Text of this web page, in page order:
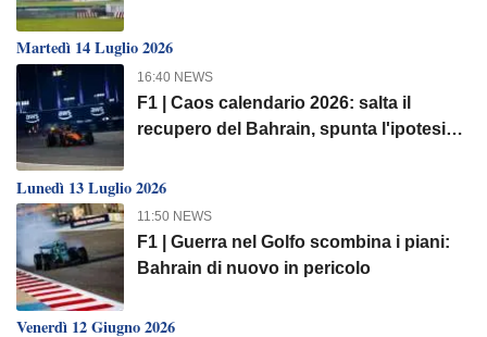
Martedì 14 Luglio 2026
16:40 NEWS
F1 | Caos calendario 2026: salta il
recupero del Bahrain, spunta l'ipotesi
Lunedì 13 Luglio 2026
11:50 NEWS
F1 | Guerra nel Golfo scombina i piani:
Bahrain di nuovo in pericolo
Venerdì 12 Giugno 2026